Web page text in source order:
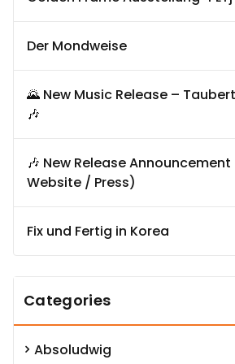
Der Mondweise
🌄 New Music Release –
🎶
🎶 New Release
Website / Press)
Fix und Fertig in Korea
Categories
Absoludwig